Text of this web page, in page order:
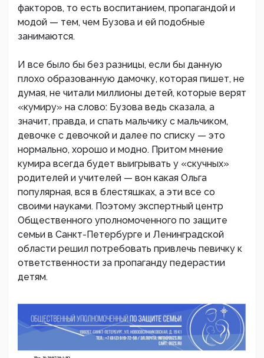
факторов, то есть воспитанием, пропагандой и
модой — тем, чем Бузова и ей подобные
занимаются.
И все было бы без разницы, если бы данную
плохо образованную дамочку, которая пишет, не
думая, не читали миллионы детей, которые верят
«кумиру» на слово: Бузова ведь сказала, а
значит, правда, и спать мальчику с мальчиком,
девочке с девочкой и далее по списку — это
нормально, хорошо и модно. Притом мнение
кумира всегда будет выигрывать у «скучных»
родителей и учителей — вон какая Ольга
популярная, вся в блестяшках, а эти все со
своими науками. Поэтому экспертный центр
Общественного уполномоченного по защите
семьи в Санкт-Петербурге и Ленинградской
области решил потребовать привлечь певичку к
ответственности за пропаганду педерастии
детям.